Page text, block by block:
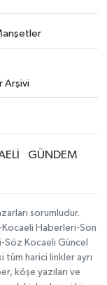
Arşivi
GÜNDEM
sorumludur.
Kocaeli Haberleri-Son
Kocaeli Güncel
harici linkler ayrı
köşe yazıları ve